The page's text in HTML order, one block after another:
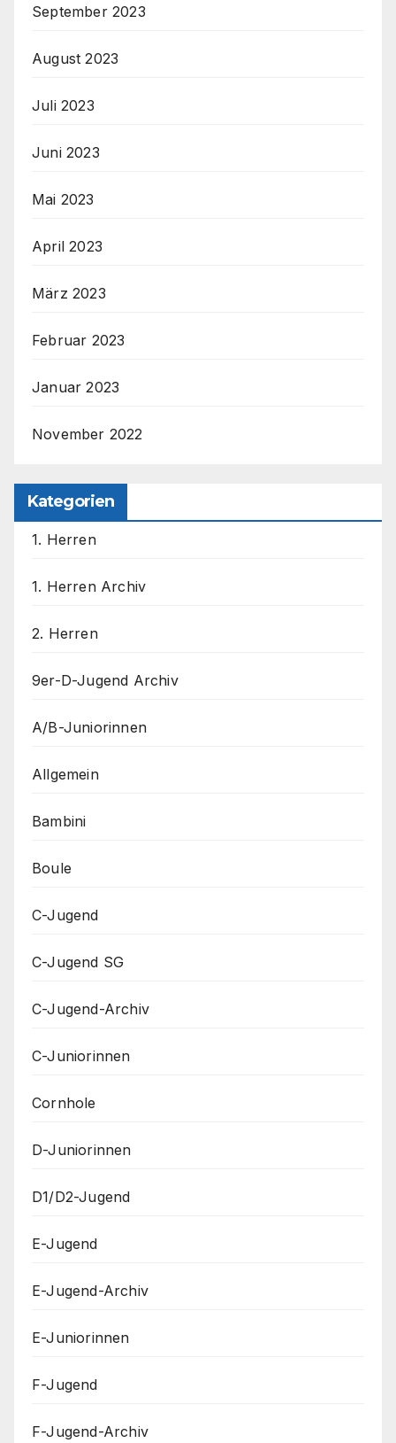
September 2023
August 2023
Juli 2023
Juni 2023
Mai 2023
April 2023
März 2023
Februar 2023
Januar 2023
November 2022
Kategorien
1. Herren
1. Herren Archiv
2. Herren
9er-D-Jugend Archiv
A/B-Juniorinnen
Allgemein
Bambini
Boule
C-Jugend
C-Jugend SG
C-Jugend-Archiv
C-Juniorinnen
Cornhole
D-Juniorinnen
D1/D2-Jugend
E-Jugend
E-Jugend-Archiv
E-Juniorinnen
F-Jugend
F-Jugend-Archiv